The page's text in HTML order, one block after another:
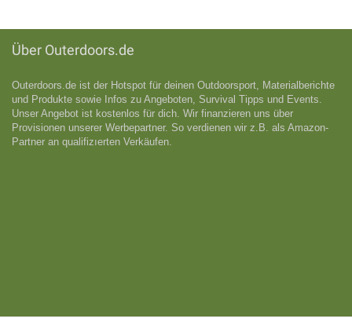
Über Outerdoors.de
Outerdoors.de ist der Hotspot für deinen Outdoorsport, Materialberichte
und Produkte sowie Infos zu Angeboten, Survival Tipps und Events.
Unser Angebot ist kostenlos für dich. Wir finanzieren uns über
Provisionen unserer Werbepartner. So verdienen wir z.B. als Amazon-
Partner an qualifizıerten Verkäufen.